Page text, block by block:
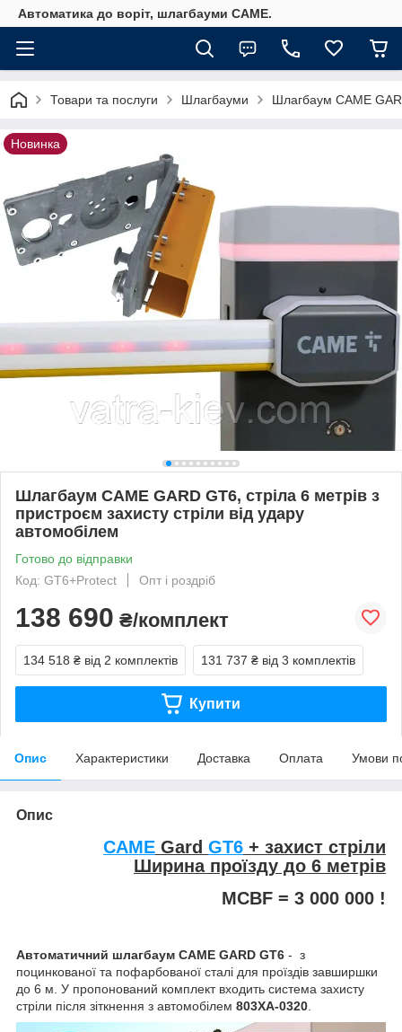
Автоматика до воріт, шлагбауми CAME.
Товари та послуги Шлагбауми Шлагбаум CAME
Новинка
Шлагбаум CAME GARD GT6, стріла 6 метрів з
пристроєм захисту стріли від удару
автомобілем
Готово до відправки
Код: GT6+Protect
Опт і роздріб
138 690 ₴/комплект
134 518 ₴ від 2 комплектів 131 737 ₴ від 3 комплектів
Купити
Опис Характеристики Доставка Оплата Умови
Опис
CAME Gard GT6 + захист стріли
Ширина проїзду до 6 метрів
MCBF = 3 000 000 !
Автоматичний шлагбаум CAME GARD GT6 - з
поцинкованої та пофарбованої сталі для проїздів завширшки
до 6 м. У пропонований комплект входить система захисту
стріли після зіткнення з автомобілем 803XA-0320